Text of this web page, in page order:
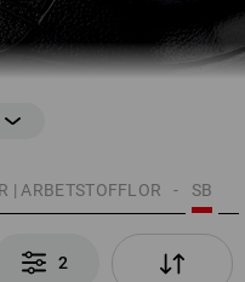
SB
| ARBETSTOFFLOR
2